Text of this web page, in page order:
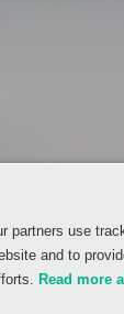
Dating-Trends
yoomee-Profil!
partners use
and to
Read more